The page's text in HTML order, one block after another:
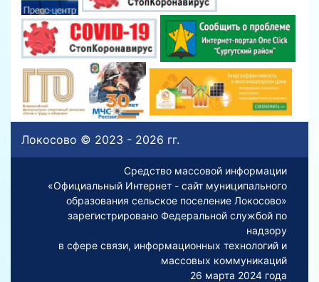
Локосово © 2023 - 2026 гг.
Средство массовой информации
«Официальный Интернет - сайт муниципального
образования сельское поселение Локосово»
зарегистрировано Федеральной службой по
надзору
в сфере связи, информационных технологий и
массовых коммуникаций
26 марта 2024 года